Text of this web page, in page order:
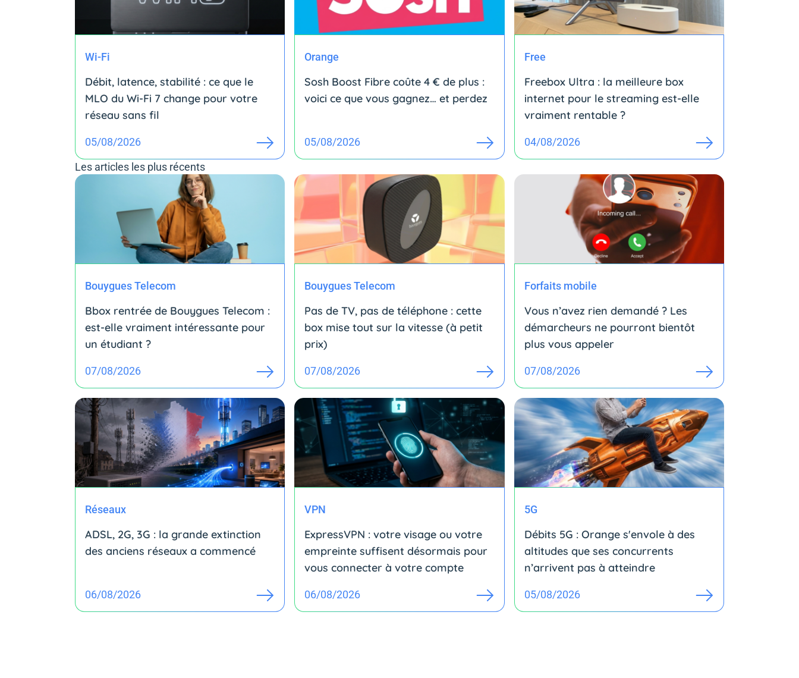
Wi-Fi
Débit, latence, stabilité : ce que le
MLO du Wi-Fi 7 change pour votre
réseau sans fil
05/08/2026
Orange
Sosh Boost Fibre coûte 4 € de plus :
voici ce que vous gagnez… et perdez
05/08/2026
Free
Freebox Ultra : la meilleure box
internet pour le streaming est-elle
vraiment rentable ?
04/08/2026
Les articles les plus récents
Bouygues Telecom
Bbox rentrée de Bouygues Telecom :
est-elle vraiment intéressante pour
un étudiant ?
07/08/2026
Bouygues Telecom
Pas de TV, pas de téléphone : cette
box mise tout sur la vitesse (à petit
prix)
07/08/2026
Forfaits mobile
Vous n’avez rien demandé ? Les
démarcheurs ne pourront bientôt
plus vous appeler
07/08/2026
Réseaux
ADSL, 2G, 3G : la grande extinction
des anciens réseaux a commencé
06/08/2026
VPN
ExpressVPN : votre visage ou votre
empreinte suffisent désormais pour
vous connecter à votre compte
06/08/2026
5G
Débits 5G : Orange s'envole à des
altitudes que ses concurrents
n’arrivent pas à atteindre
05/08/2026